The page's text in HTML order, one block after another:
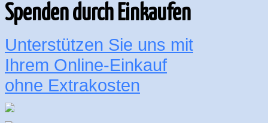
Spenden durch Einkaufen
Unterstützen Sie uns mit
Ihrem Online-Einkauf
ohne Extrakosten